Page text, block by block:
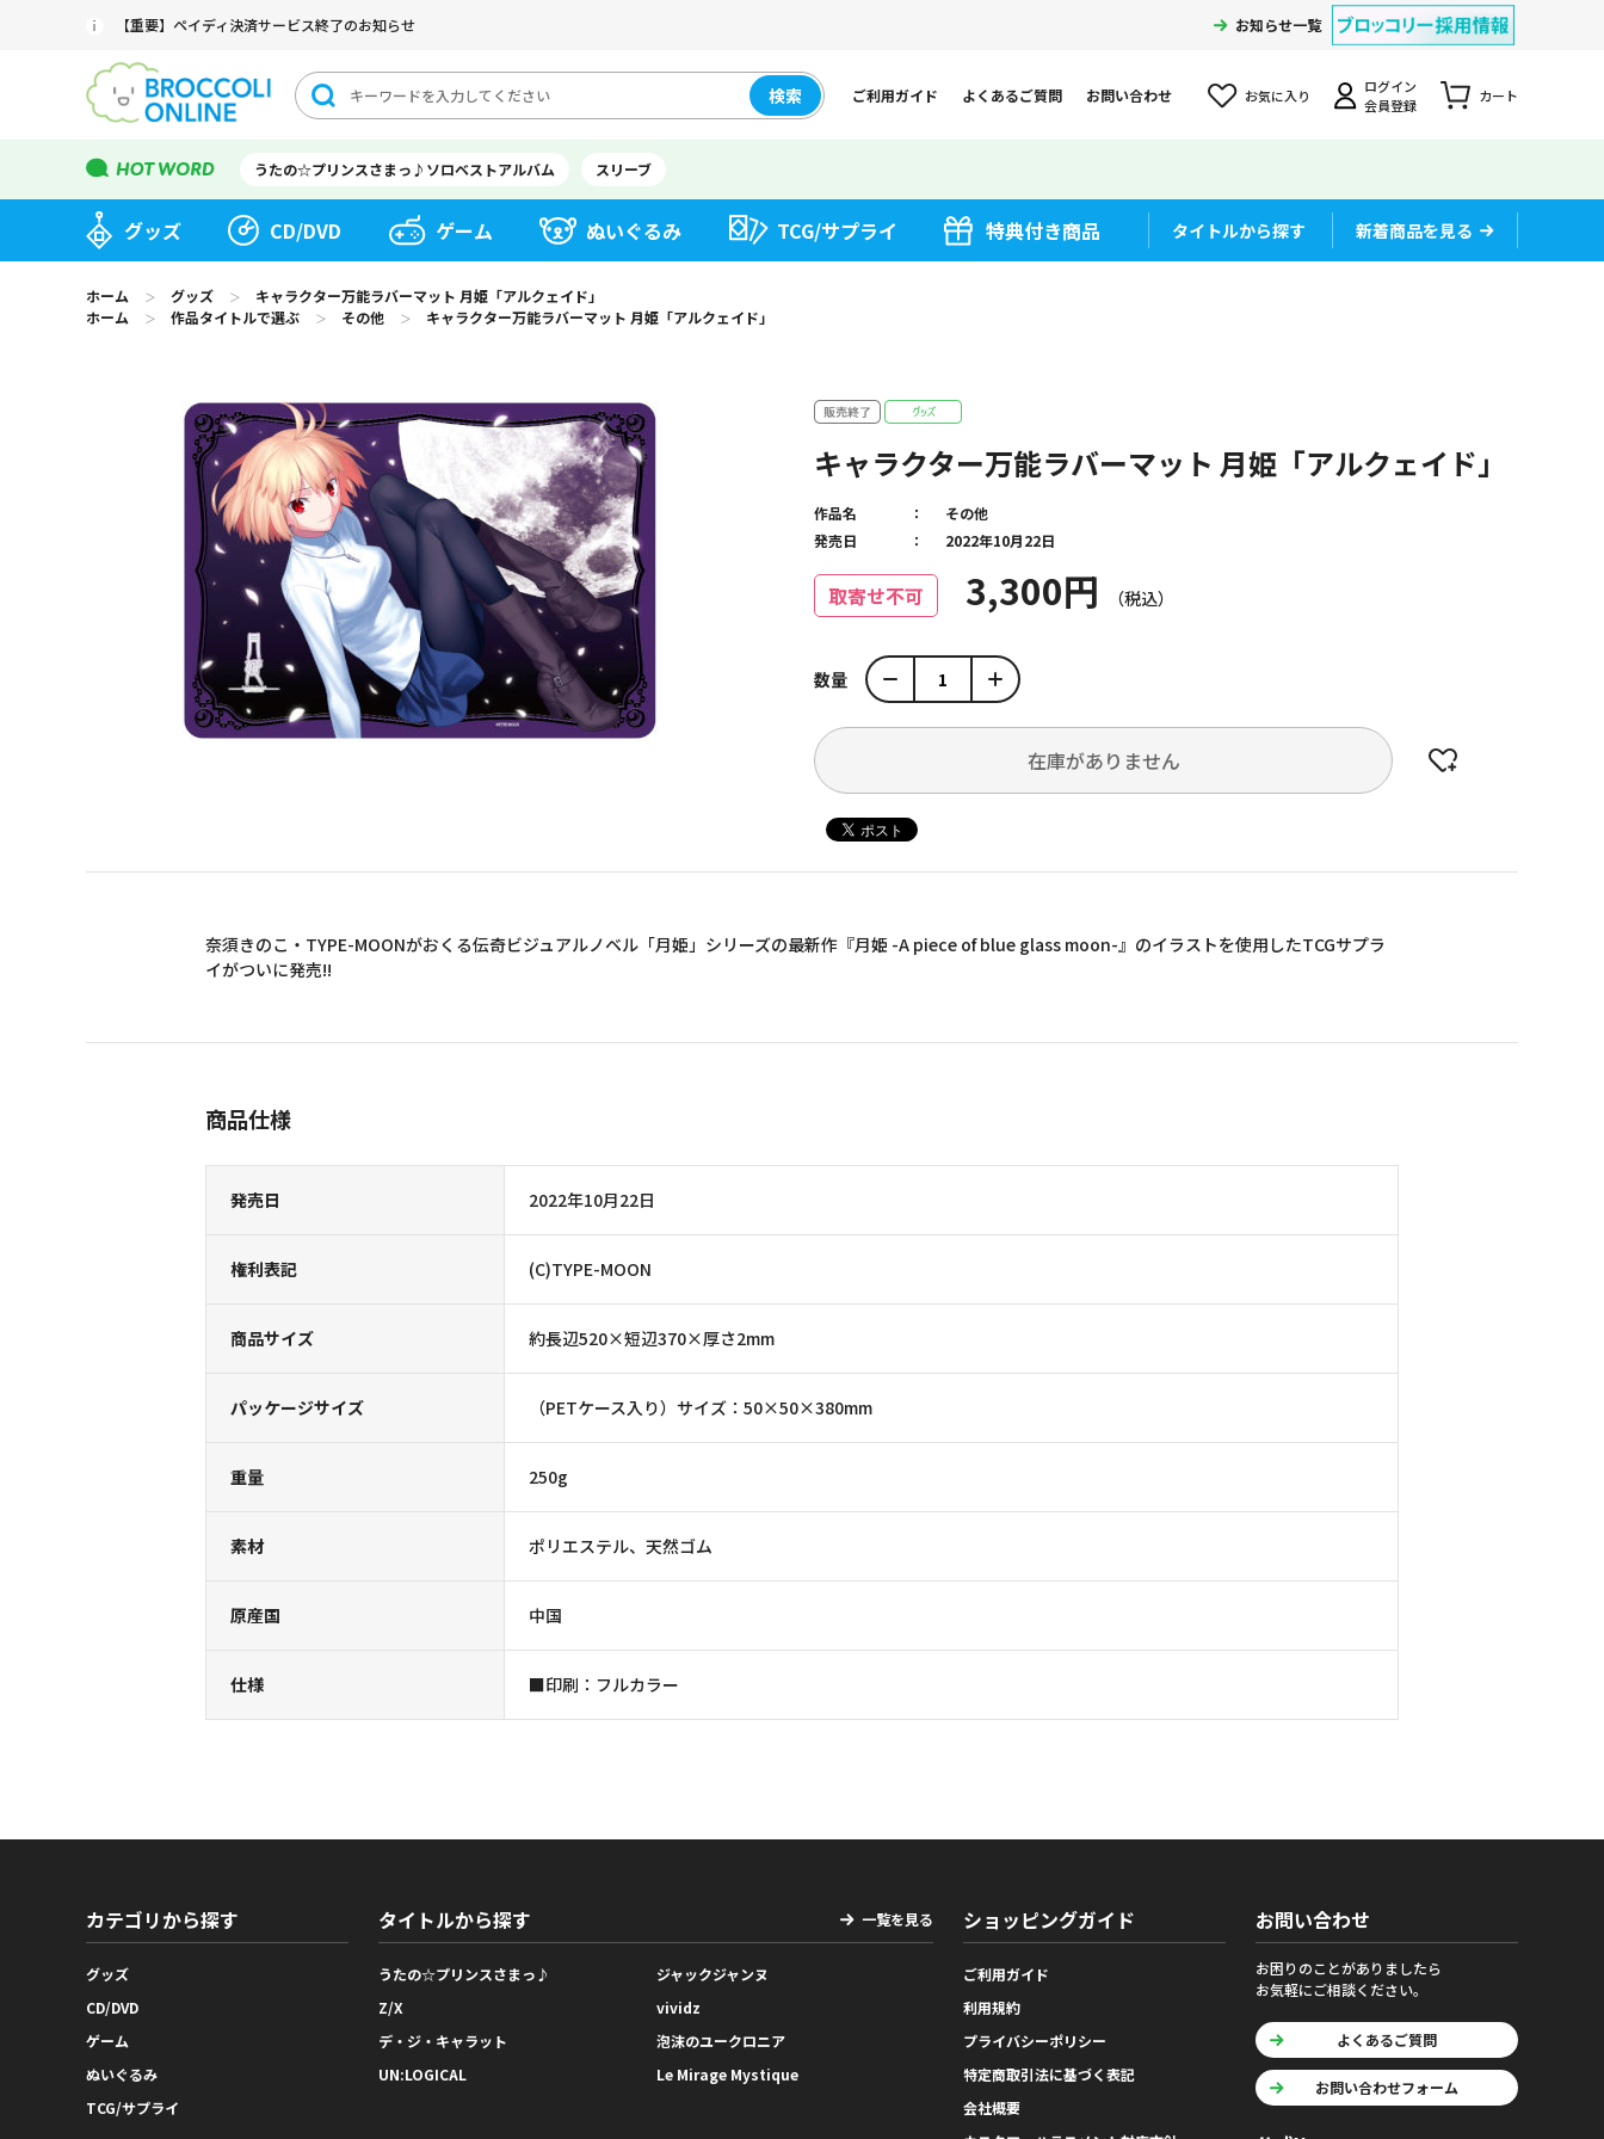
【重要】ペイディ決済サービス終了のお知らせ お知らせ一覧
検索 ご利用ガイド よくあるご質問 お問い合わせ お気に入り
ログイン
会員登録
カート
うたの☆プリンスさまっ♪ソロベストアルバム スリーブ
グッズ CD/DVD ゲーム ぬいぐるみ TCG/サプライ 特典付き商品 タイトルから探す 新着商品を見る
ホーム ＞ グッズ ＞
キャラクター万能ラバーマット 月姫「アルクェイド」
ホーム
＞ 作品タイトルで選ぶ ＞ その他 ＞ キャラクター万能ラバーマット 月姫「アルクェイド」
キャラクター万能ラバーマット 月姫「アルクェイド」
取寄せ不可 3,300円
作品名
その他
発売日
2022年10月22日
数量
在庫がありません
奈須きのこ・TYPE-MOONがおくる伝奇ビジュアルノベル「月姫」シリーズの最新作『月姫 -A piece of blue glass moon-』のイラストを使用したTCGサプラ
イがついに発売!!
商品仕様
発売日 2022年10月22日
権利表記 (C)TYPE-MOON
商品サイズ 約長辺520×短辺370×厚さ2mm
パッケージサイズ （PETケース入り）サイズ：50×50×380mm
重量 250g
素材 ポリエステル、天然ゴム
原産国 中国
仕様 ■印刷：フルカラー
カテゴリから探す
グッズ
CD/DVD
ゲーム
ぬいぐるみ
TCG/サプライ
タイトルから探す 一覧を見る
うたの☆プリンスさまっ♪
ジャックジャンヌ
Z/X
vividz
デ・ジ・キャラット
泡沫のユークロニア
UN:LOGICAL
Le Mirage Mystique
ショッピングガイド
ご利用ガイド
利用規約
プライバシーポリシー
特定商取引法に基づく表記
会社概要
お問い合わせ
お困りのことがありましたら
お気軽にご相談ください。
よくあるご質問
お問い合わせフォーム